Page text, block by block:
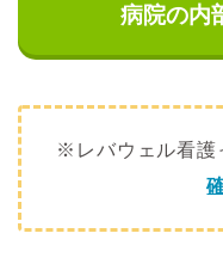
病院の内
※レバウェル看